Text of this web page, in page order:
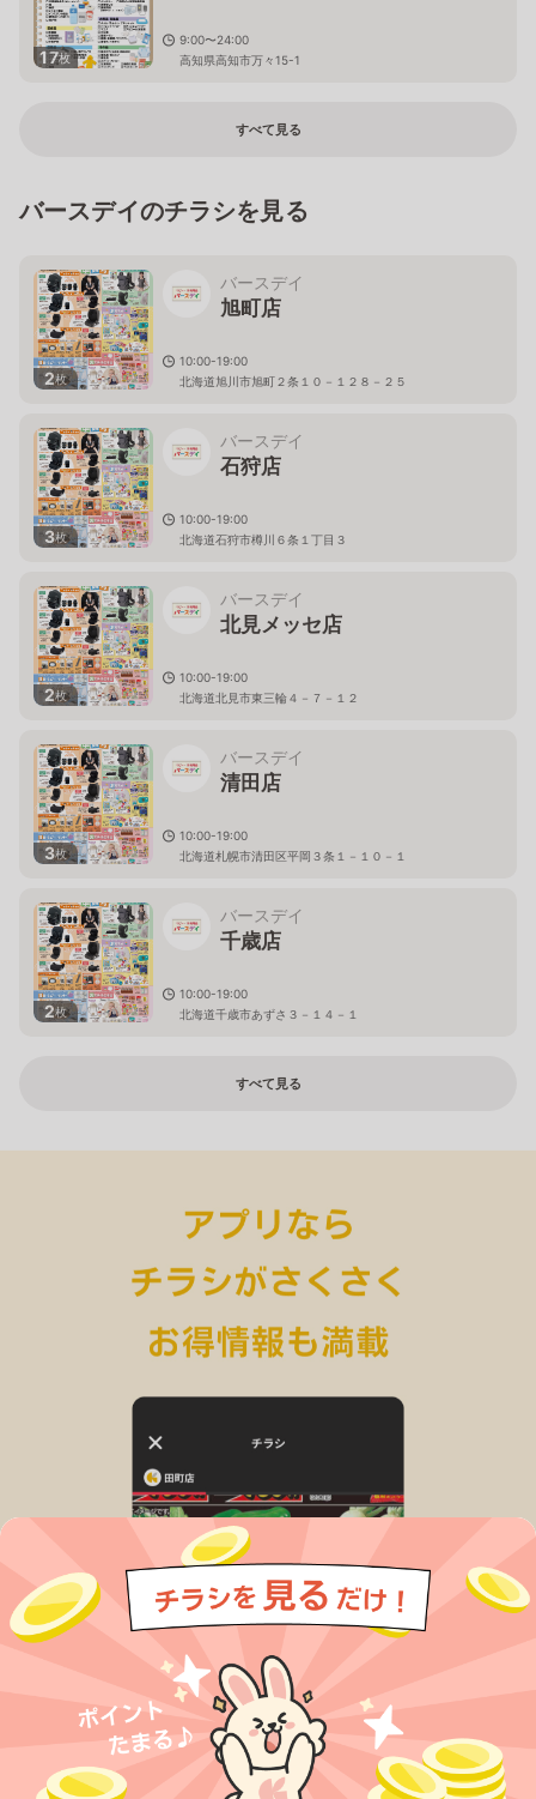
17枚
9:00〜24:00
高知県高知市万々15-1
すべて見る
バースデイのチラシを見る
2枚
バースデイ
旭町店
10:00-19:00
北海道旭川市旭町２条１０－１２８－２５
3枚
バースデイ
石狩店
10:00-19:00
北海道石狩市樽川６条１丁目３
2枚
バースデイ
北見メッセ店
10:00-19:00
北海道北見市東三輪４－７－１２
3枚
バースデイ
清田店
10:00-19:00
北海道札幌市清田区平岡３条１－１０－１
2枚
バースデイ
千歳店
10:00-19:00
北海道千歳市あずさ３－１４－１
すべて見る